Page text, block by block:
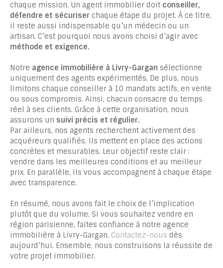
chaque mission. Un agent immobilier doit conseiller,
défendre et sécuriser chaque étape du projet. À ce titre,
il reste aussi indispensable qu’un médecin ou un
artisan. C’est pourquoi nous avons choisi d’agir avec
méthode et exigence.
Notre agence immobilière à Livry-Gargan sélectionne
uniquement des agents expérimentés. De plus, nous
limitons chaque conseiller à 10 mandats actifs, en vente
ou sous compromis. Ainsi, chacun consacre du temps
réel à ses clients. Grâce à cette organisation, nous
assurons un suivi précis et régulier.
Par ailleurs, nos agents recherchent activement des
acquéreurs qualifiés. Ils mettent en place des actions
concrètes et mesurables. Leur objectif reste clair :
vendre dans les meilleures conditions et au meilleur
prix. En parallèle, ils vous accompagnent à chaque étape
avec transparence.
En résumé, nous avons fait le choix de l’implication
plutôt que du volume. Si vous souhaitez vendre en
région parisienne, faites confiance à notre agence
immobilière à Livry-Gargan. Contactez-nous dès
aujourd’hui. Ensemble, nous construisons la réussite de
votre projet immobilier.